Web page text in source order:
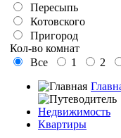
Пересыпь
Котовского
Пригород
Кол-во комнат
Все
1 2
Недвижимость
Квартиры